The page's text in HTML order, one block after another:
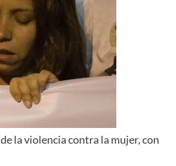
la violencia contra la mujer, con